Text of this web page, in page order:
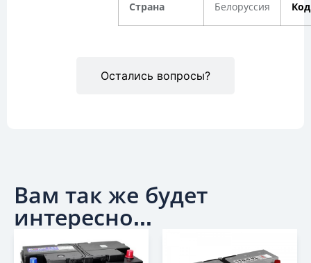
Остались вопросы?
Страна Белоруссия
Вам так же будет
интересно...